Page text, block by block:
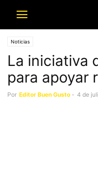
Noticias
La iniciativa
para apoyar
Por Editor Buen Gusto - 4 de